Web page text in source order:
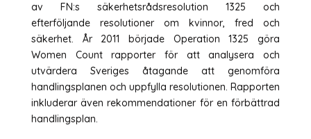
av FN:s säkerhetsrådsresolution 1325 och
efterföljande resolutioner om kvinnor, fred och
säkerhet. År 2011 började Operation 1325 göra
Women Count rapporter för att analysera och
utvärdera Sveriges åtagande att genomföra
handlingsplanen och uppfylla resolutionen. Rapporten
inkluderar även rekommendationer för en förbättrad
handlingsplan.